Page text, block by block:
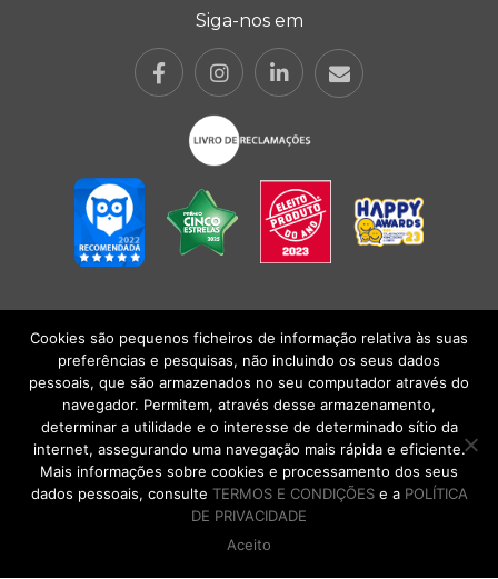
Siga-nos em
POLÍTICA DE PRIVACIDADE|TERMOS E CONDIÇÕESlCONDIÇÕES
GERAIS DE VENDA| Alberto Oculista, SA 2026. Todos os direitos reservados.
Cookies são pequenos ficheiros de informação relativa às suas
preferências e pesquisas, não incluindo os seus dados
pessoais, que são armazenados no seu computador através do
navegador. Permitem, através desse armazenamento,
determinar a utilidade e o interesse de determinado sítio da
internet, assegurando uma navegação mais rápida e eficiente.
Mais informações sobre cookies e processamento dos seus
dados pessoais, consulte TERMOS E CONDIÇÕESe a POLÍTICA
DE PRIVACIDADE
Aceito